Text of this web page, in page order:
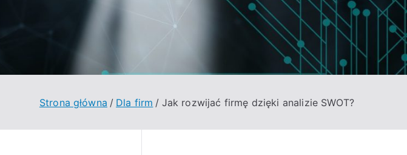
Strona główna Dla firm Jak rozwijać firmę dzięki analizie SWOT?